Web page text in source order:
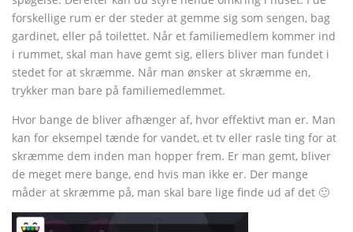
forskellige rum er der steder at gemme sig som sengen, bag
gardinet, eller på toilettet. Når et familiemedlem kommer ind
i rummet, skal man have gemt sig, ellers bliver man fundet i
stedet for at skræmme. Når man ønsker at skræmme en,
trykker man bare på familiemedlemmet.
Hvor bange de bliver afhænger af, hvor effektivt man er. Man
kan for eksempel tænde for vandet, et tv eller rasle ting for at
skræmme dem inden man hopper frem. Er man gemt, bliver
de meget mere bange, end hvis man ikke er. Der mange
måder at skræmme på, man skal bare lige finde ud af det 🙂